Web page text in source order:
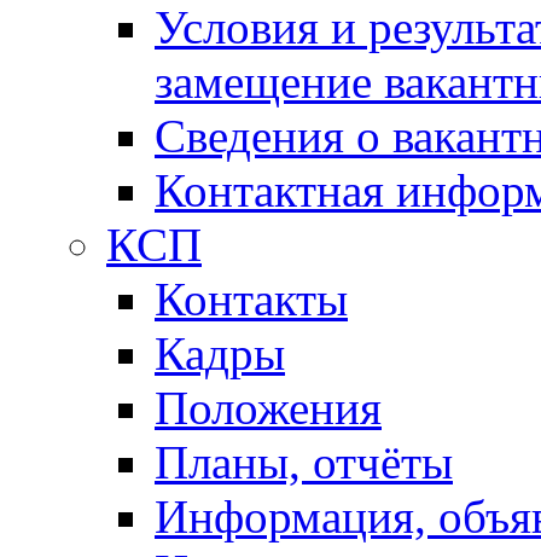
Условия и
замещение
Сведения о
Контактная
КСП
Контакты
Кадры
Положения
Планы, отчёты
Информация,